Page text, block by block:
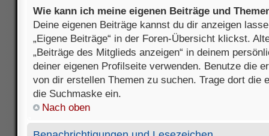
Wie kann ich meine eigenen Beiträge und
Deine eigenen Beiträge kannst du dir anzeigen
„Eigene Beiträge“ in der Foren-Übersicht klickst.
„Beiträge des Mitglieds anzeigen“ in deinem
deiner eigenen Profilseite verwenden. Benutze die
von dir erstellen Themen zu suchen. Trage dort die
die Suchmaske ein.
Nach oben